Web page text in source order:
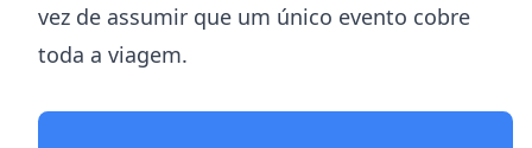
vez de assumir que um único evento cobre
toda a viagem.